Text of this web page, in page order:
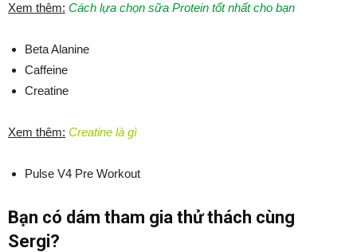
Xem thêm: Cách lựa chọn sữa Protein tốt nhất cho bạn
Beta Alanine
Caffeine
Creatine
Xem thêm: Creatine là gì
Pulse V4 Pre Workout
Bạn có dám tham gia thử thách cùng
Sergi?